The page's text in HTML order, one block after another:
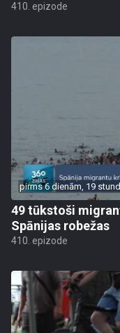
410. epizode
pirms 6 dienām, 19
49 tūkstoši
Spānijas robežas
410. epizode